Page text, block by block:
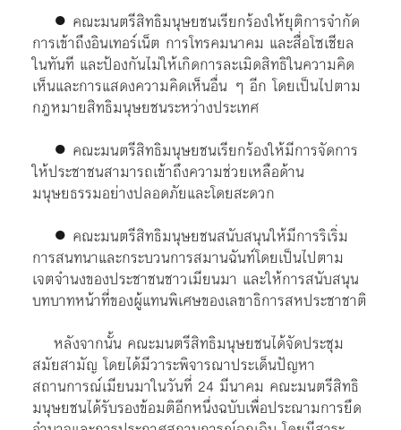
● คณะมนตรีสิทธิมนุษยชนเรียกร้องให้ยุติการจำกัด
การเข้าถึงอินเทอร์เน็ต การโทรคมนาคม และสื่อโซเชียล
ในทันที และป้องกันไม่ให้เกิดการละเมิดสิทธิในความคิด
เห็นและการแสดงความคิดเห็นอื่น ๆ อีก โดยเป็นไปตาม
กฎหมายสิทธิมนุษยชนระหว่างประเทศ
● คณะมนตรีสิทธิมนุษยชนเรียกร้องให้มีการจัดการ
ให้ประชาชนสามารถเข้าถึงความช่วยเหลือด้าน
มนุษยธรรมอย่างปลอดภัยและโดยสะดวก
● คณะมนตรีสิทธิมนุษยชนสนับสนุนให้มีการริเริ่ม
การสนทนาและกระบวนการสมานฉันท์โดยเป็นไปตาม
เจตจำนงของประชาชนชาวเมียนมา และให้การสนับสนุน
บทบาทหน้าที่ของผู้แทนพิเศษของเลขาธิการสหประชาชาติ
หลังจากนั้น คณะมนตรีสิทธิมนุษยชนได้จัดประชุม
สมัยสามัญ โดยได้มีวาระพิจารณาประเด็นปัญหา
สถานการณ์เมียนมาในวันที่ 24 มีนาคม คณะมนตรีสิทธิ
มนุษยชนได้รับรองข้อมติอีกหนึ่งฉบับเพื่อประณามการยึด